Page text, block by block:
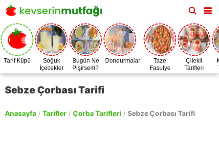
Tarif Küpü
Soğuk
İçecekler
Bugün Ne
Pişirsem?
Dondurmalar
Taze
Fasulye
Zamanı
Çilekli
Tarifleri
Sebze Çorbası Tarifi
Anasayfa / Tarifler / Çorba Tarifleri / Sebze Çorbası Tarifi